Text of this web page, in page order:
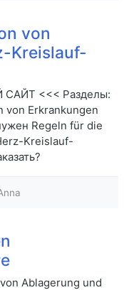
von
Kreislauf-
<<< Разделы:
von Erkrankungen
Regeln für die
Kreislauf-
Ablagerung und